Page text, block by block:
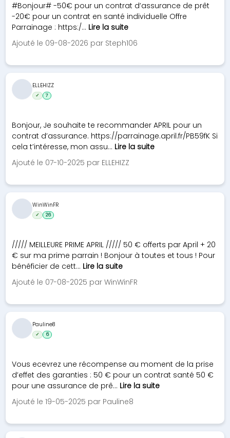
#Bonjour# -50€ pour un contrat d’assurance de prêt
-20€ pour un contrat en santé individuelle Offre
Parrainage : https:/... Lire la suite
Ajouté le 09-08-2026 par Steph106
Bonjour, Je souhaite te recommander APRIL pour un
contrat d’assurance. https://parrainage.april.fr/PB59fK Si
cela t’intéresse, mon assu... Lire la suite
Ajouté le 07-10-2025 par ELLEHIZZ
ELLEHIZZ
✓ 7
///// MEILLEURE PRIME APRIL ///// 50 € offerts par April + 20
€ sur ma prime parrain ! Bonjour à toutes et tous ! Pour
bénéficier de cett... Lire la suite
Ajouté le 07-08-2025 par WinWinFR
WinWinFR
✓ 26
Vous ecevrez une récompense au moment de la prise
d’effet des garanties : 50 € pour un contrat santé 50 €
pour une assurance de prê... Lire la suite
Ajouté le 19-05-2025 par Pauline8
Pauline8
✓ 6